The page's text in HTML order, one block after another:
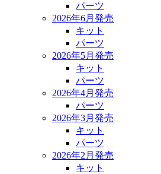
パーツ
2026年6月発売
キット
パーツ
2026年5月発売
キット
パーツ
2026年4月発売
パーツ
2026年3月発売
キット
パーツ
2026年2月発売
キット